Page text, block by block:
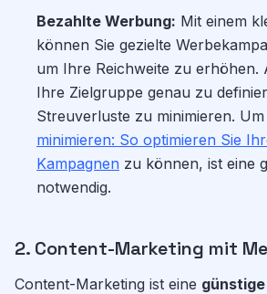
Bezahlte Werbung: Mit einem
können Sie gezielte
um Ihre Reichweite zu erhöhen.
Ihre Zielgruppe genau zu
Streuverluste zu minimieren. Um
minimieren: So optimieren Sie
Kampagnen zu können, ist eine
notwendig.
2. Content-Marketing mit
Content-Marketing ist eine günstige